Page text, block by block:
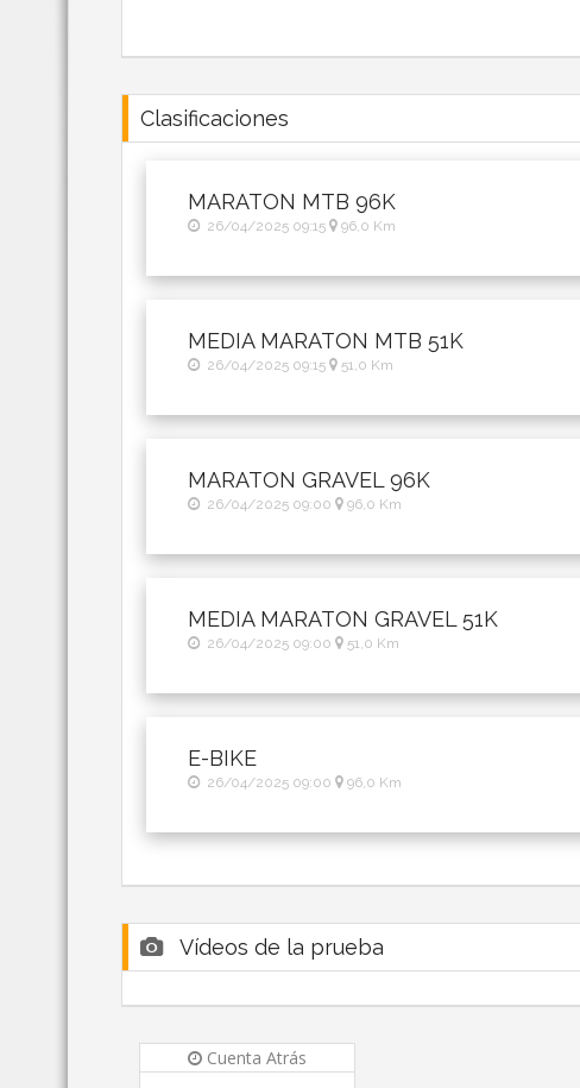
Clasificaciones
MARATON MTB 96K
26/04/2025 09:15 96,0 Km
MEDIA MARATON MTB 51K
26/04/2025 09:15 51,0 Km
MARATON GRAVEL 96K
26/04/2025 09:00 96,0 Km
MEDIA MARATON GRAVEL 51K
26/04/2025 09:00 51,0 Km
E-BIKE
26/04/2025 09:00 96,0 Km
Vídeos de la prueba
Cuenta Atrás